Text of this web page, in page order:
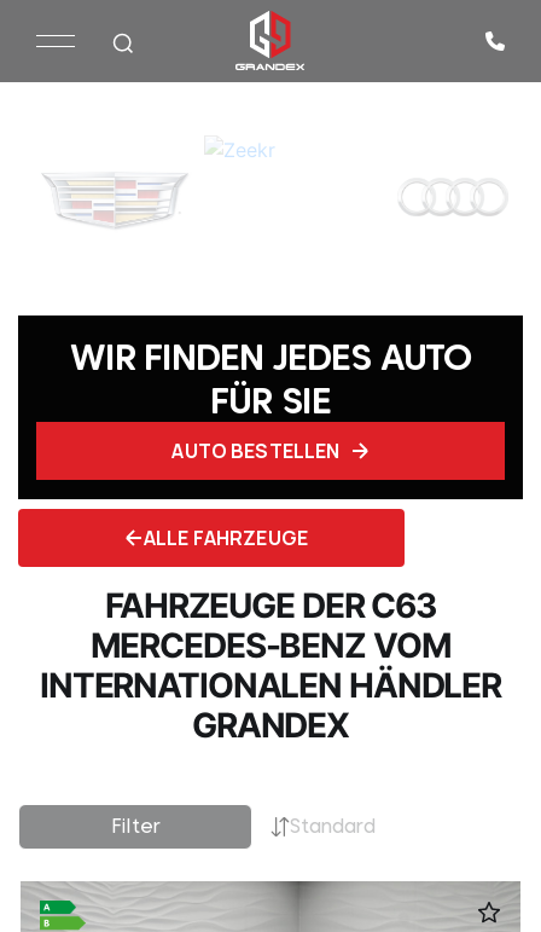
WIR FINDEN JEDES AUTO
FÜR SIE
AUTO BESTELLEN
ALLE FAHRZEUGE
FAHRZEUGE DER C63
MERCEDES-BENZ VOM
INTERNATIONALEN HÄNDLER
GRANDEX
Filter Standard